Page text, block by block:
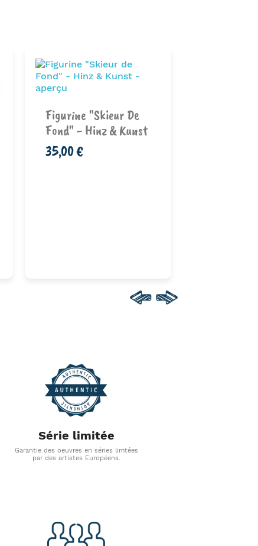
Figurine "Skieur De
Fond" - Hinz & Kunst
35,00 €
Série limitée
Garantie des oeuvres en séries limtées
par des artistes Européens.